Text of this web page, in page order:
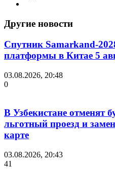
Другие новости
Спутник Samarkand-
платформы в Китае 5
03.08.2026, 20:48
0
В Узбекистане отменят
льготный проезд и
карте
03.08.2026, 20:43
41